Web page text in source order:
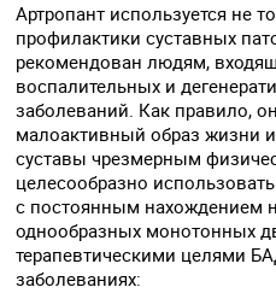
Артропант используется не
профилактики суставных
рекомендован людям,
воспалительных и
заболеваний. Как правило,
малоактивный образ жизни
суставы чрезмерным
целесообразно
с постоянным нахождением
однообразных монотонных
терапевтическими целями
заболеваниях: